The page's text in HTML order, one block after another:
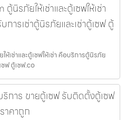
นิรภัยให้เช่าและตู้เซฟให้เช่า
ารเช่าตู้นิรภัยและเช่าตู้เซฟ ตู้
เช่าและตู้เซฟให้เช่า คือบริการตู้นิรภัย
ซฟ ตู้เซฟ.co
การ ขายตู้เซฟ รับติดตั้งตู้เซฟ
าคาถูก